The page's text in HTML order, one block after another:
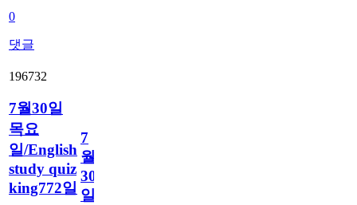
0
댓글
196732
7월30일
목요
일/English
study quiz
king772일
7
월
30
일